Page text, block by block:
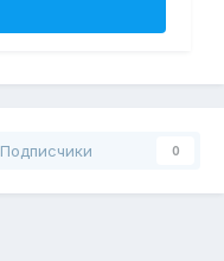
Подписчики 0